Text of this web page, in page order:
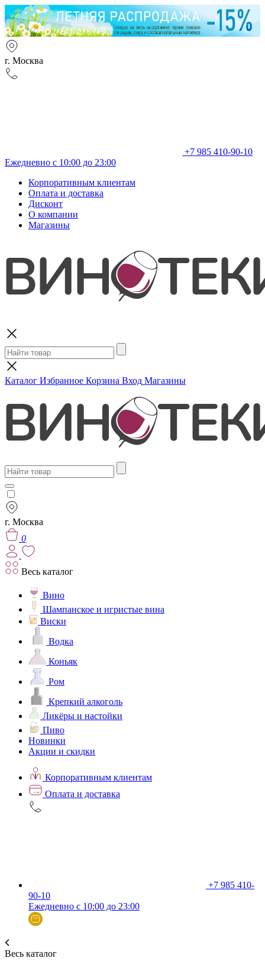
г. Москва
+7 985 410-90-10
Ежедневно с 10:00 до 23:00
Корпоративным клиентам
Оплата и доставка
Дисконт
О компании
Магазины
Каталог Избранное Корзина Вход Магазины
г. Москва
0
Весь каталог
Вино
Шампанское и игристые вина
Виски
Водка
Коньяк
Ром
Крепкий алкоголь
Ликёры и настойки
Пиво
Новинки
Акции и скидки
Корпоративным клиентам
Оплата и доставка
+7 985 410-
90-10
Ежедневно с 10:00 до 23:00
Весь каталог